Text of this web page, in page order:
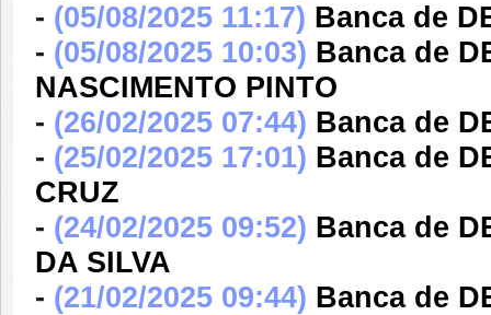
- (05/08/2025 11:17) Banca de
- (05/08/2025 10:03) Banca de
NASCIMENTO PINTO
- (26/02/2025 07:44) Banca de
- (25/02/2025 17:01) Banca de
CRUZ
- (24/02/2025 09:52) Banca de
DA SILVA
- (21/02/2025 09:44) Banca de